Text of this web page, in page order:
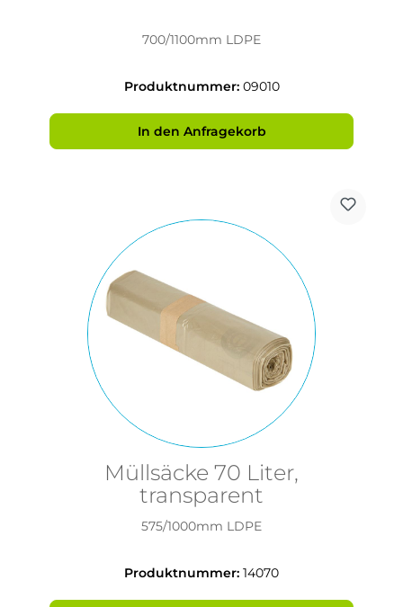
700/1100mm LDPE
Produktnummer: 09010
In den Anfragekorb
Müllsäcke 70 Liter,
transparent
575/1000mm LDPE
Produktnummer: 14070